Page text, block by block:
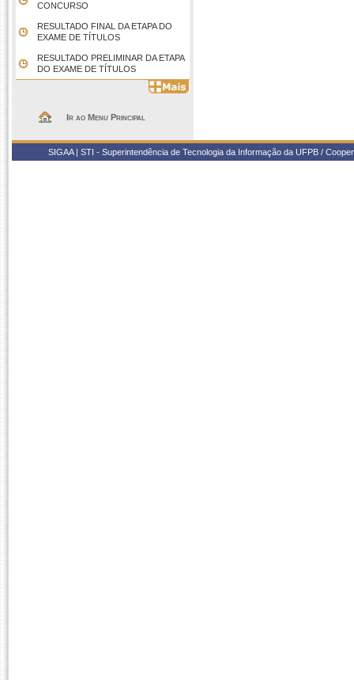
CONCURSO
RESULTADO FINAL DA ETAPA DO
EXAME DE TÍTULOS
RESULTADO PRELIMINAR DA ETAPA
DO EXAME DE TÍTULOS
Ir ao Menu Principal
SIGAA | STI - Superintendência de Tecnologia da Informação da UFPB /